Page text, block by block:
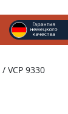
/ VCP 9330